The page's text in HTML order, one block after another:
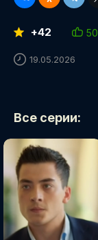
+42 50
19.05.2026
Все серии: